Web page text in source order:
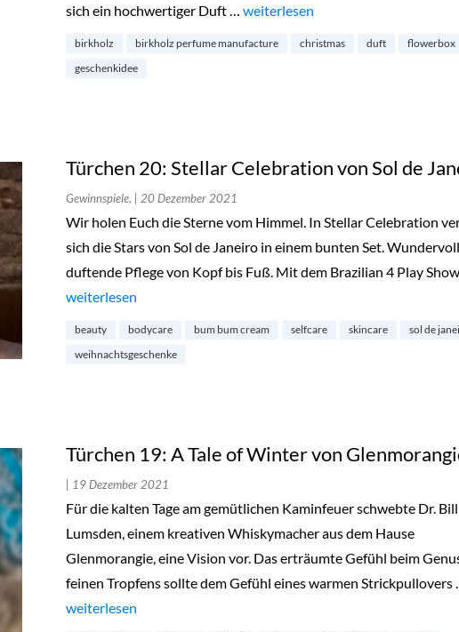
sich ein hochwertiger Duft … „Türchen 21: Fragrance & Flower
weiterlesen
birkholz birkholz perfume manufacture christmas duft
flowerbox
geschenkidee
Türchen 20: Stellar Celebration von Sol de
Gewinnspiele, | 20 Dezember 2021
Wir holen Euch die Sterne vom Himmel. In Stellar Celebration
sich die Stars von Sol de Janeiro in einem bunten Set. Wundervoll
duftende Pflege von Kopf bis Fuß. Mit dem Brazilian 4 Play
„Türchen 20: Stellar Celebration von Sol de Janeiro“
weiterlesen
beauty bodycare bum bum cream selfcare skincare
sol de
weihnachtsgeschenke
Türchen 19: A Tale of Winter von
| 19 Dezember 2021
Für die kalten Tage am gemütlichen Kaminfeuer schwebte Dr. Bill
Lumsden, einem kreativen Whiskymacher aus dem Hause
Glenmorangie, eine Vision vor. Das erträumte Gefühl beim
feinen Tropfens sollte dem Gefühl eines warmen Strickpullovers …
„Türchen 19: A Tale of Winter von Glenmorangie“
weiterlesen